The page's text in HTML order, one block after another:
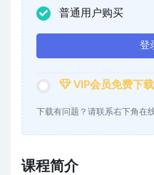
普通用户购买
登
VIP会员免费下载
下载有问题？请联系右下角在
课程简介